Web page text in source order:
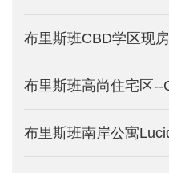
布里斯班CBD学区现
布里斯班高尚住宅区--
布里斯班南岸公寓